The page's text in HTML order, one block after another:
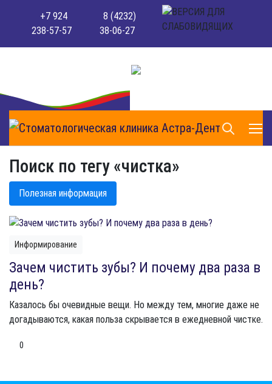
+7 924
238-57-57
8 (4232)
38-06-27
Поиск по тегу «чистка»
Полезная информация
Информирование
Зачем чистить зубы? И почему два раза в
день?
Казалось бы очевидные вещи. Но между тем, многие даже не
догадываются, какая польза скрывается в ежедневной чистке.
0